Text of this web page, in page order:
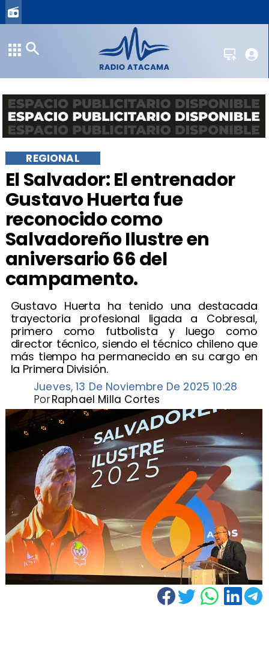
El Salvador: El entrenador
Gustavo Huerta fue
reconocido como
Salvadoreño Ilustre en
aniversario 66 del
campamento.
Gustavo Huerta ha tenido una destacada
trayectoria profesional ligada a Cobresal,
primero como futbolista y luego como
director técnico, siendo el técnico chileno que
más tiempo ha permanecido en su cargo en
la Primera División.
REGIONAL
Jueves, 13 De Noviembre De 2025 10:28
Raphael Milla Cortes
Por